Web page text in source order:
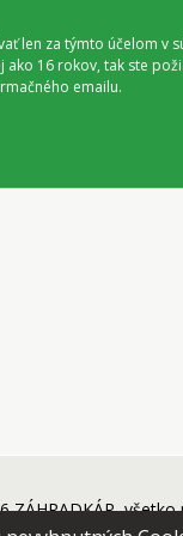
len za týmto účelom v
16 rokov, tak ste
emailu.
ZÁHRADKÁR,